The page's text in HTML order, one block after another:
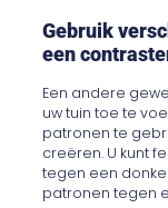
Gebruik
een
Een andere
uw tuin toe te
patronen te
creëren. U kunt
tegen een
patronen tegen